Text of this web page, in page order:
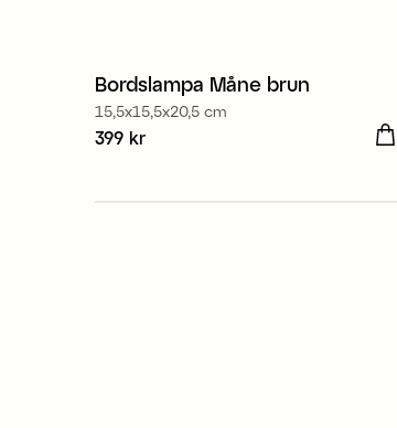
Nyhet
Bordslampa Måne brun
15,5x15,5x20,5 cm
Pris :399 kr
399 kr